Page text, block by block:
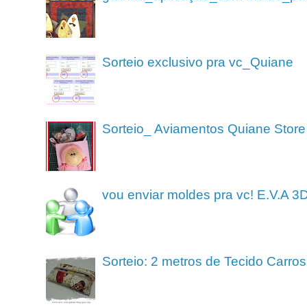
Sorteio exclusivo pra vc_Quiane
Sorteio_ Aviamentos Quiane Store
vou enviar moldes pra vc! E.V.A
Sorteio: 2 metros de Tecido Carros